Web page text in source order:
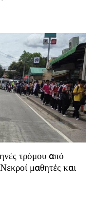
τρόμου από
μαθητές και